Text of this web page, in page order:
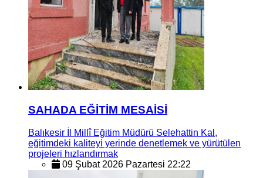
SAHADA EĞİTİM MESAİSİ
Balıkesir İl Millî Eğitim Müdürü Selehattin Kal,
eğitimdeki kaliteyi yerinde denetlemek ve yürütülen
projeleri hızlandırmak
09 Şubat 2026 Pazartesi 22:22